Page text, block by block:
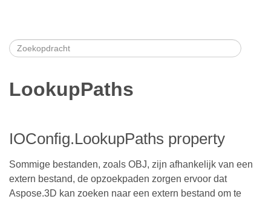
LookupPaths
IOConfig.LookupPaths property
Sommige bestanden, zoals OBJ, zijn afhankelijk van een
extern bestand, de opzoekpaden zorgen ervoor dat
Aspose.3D kan zoeken naar een extern bestand om te